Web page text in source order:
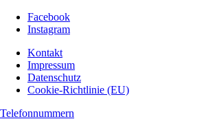
Facebook
Instagram
Kontakt
Impressum
Datenschutz
Cookie-Richtlinie (EU)
Telefonnummern